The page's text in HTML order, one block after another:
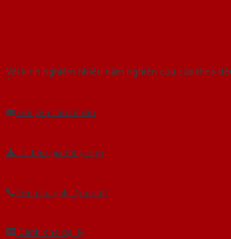
Với kinh nghiệm nhiêu năm nghiên cứu cửa theo
Gửi yêu cầu tư vấn
Tải báo giá tổng hợp
Yêu cầu gọi lại (3 phút)
Dành cho đại lý